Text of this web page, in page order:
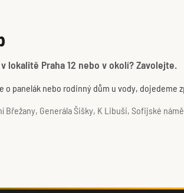
lokalitě Praha 12 nebo v okolí? Zavolejte.
panelák nebo rodinný dům u vody, dojedeme
Generála Šišky, K Libuši, Sofijské